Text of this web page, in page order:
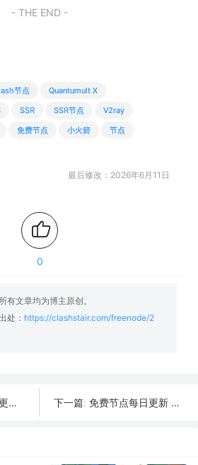
- THE END -
节点
Quantumult X
SSR SSR节点
V2ray
免费节点 小火箭 节点
最后修改：2026年6月11日
0
有文章均为博主原创。
处： https://clashstair.com/freenode/2
点 下一篇: 免费节点每日更新 | 2026年05月23日SSR/V2Ray/Clash可用订阅